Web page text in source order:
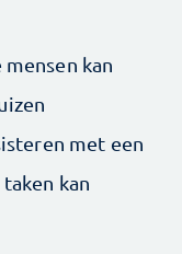
kan
met een
kan